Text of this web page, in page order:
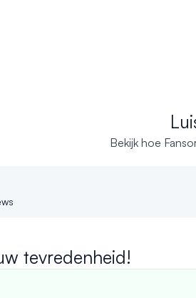
Bekijk hoe
tevredenheid!